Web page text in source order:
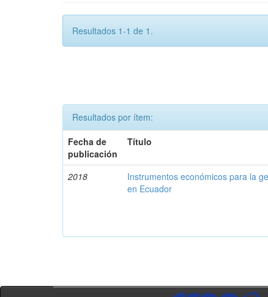
Resultados 1-1 de 1.
Resultados por ítem:
Fecha de
publicación
Título
2018
Instrumentos económicos para la
en Ecuador